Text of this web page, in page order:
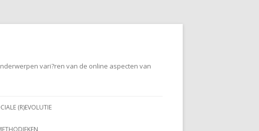
vari?ren van de online aspecten van
(R)EVOLUTIE